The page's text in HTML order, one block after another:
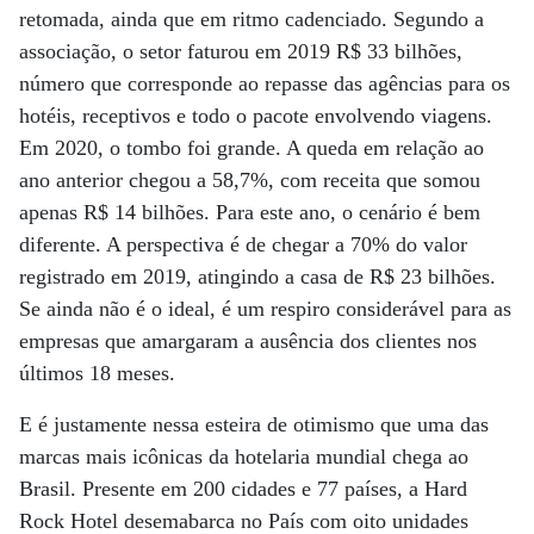
retomada, ainda que em ritmo cadenciado. Segundo a
associação, o setor faturou em 2019 R$ 33 bilhões,
número que corresponde ao repasse das agências para os
hotéis, receptivos e todo o pacote envolvendo viagens.
Em 2020, o tombo foi grande. A queda em relação ao
ano anterior chegou a 58,7%, com receita que somou
apenas R$ 14 bilhões. Para este ano, o cenário é bem
diferente. A perspectiva é de chegar a 70% do valor
registrado em 2019, atingindo a casa de R$ 23 bilhões.
Se ainda não é o ideal, é um respiro considerável para as
empresas que amargaram a ausência dos clientes nos
últimos 18 meses.
E é justamente nessa esteira de otimismo que uma das
marcas mais icônicas da hotelaria mundial chega ao
Brasil. Presente em 200 cidades e 77 países, a Hard
Rock Hotel desemabarca no País com oito unidades